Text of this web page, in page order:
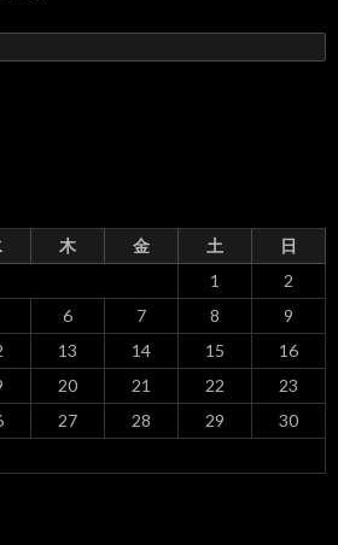
木 金 土
日
1
2
6 7 8
9
13 14 15
16
20 21 22
23
27 28 29
30